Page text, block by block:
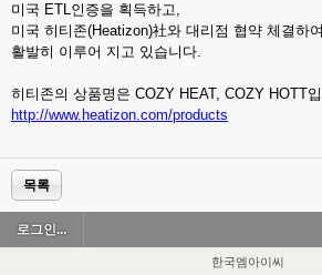
미국 ETL인증을 획득하고,
미국 히티존(Heatizon)社와 대리점 협약 체결하
활발히 이루어 지고 있습니다.
히티존의 상품명은 COZY HEAT, COZY HOTT
http://www.heatizon.com/products
목록
로그인...
한국엠아이씨